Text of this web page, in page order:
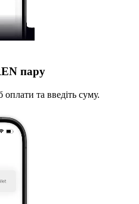
пару
та введіть суму.